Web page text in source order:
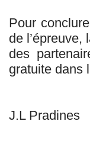
Pour
de
des
gratuite dans
J.L Pradines